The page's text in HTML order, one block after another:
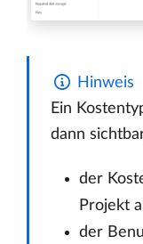
Hinweis
Ein
dann
der
Projekt
der